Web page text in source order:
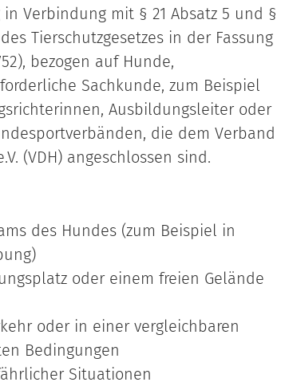
in Verbindung mit § 21 Absatz 5 und §
Tierschutzgesetzes in der Fassung
bezogen auf Hunde,
Sachkunde, zum Beispiel
Ausbildungsleiter oder
die dem Verband
(VDH) angeschlossen sind.
des Hundes (zum Beispiel in
oder einem freien Gelände
oder in einer vergleichbaren
Bedingungen
Situationen